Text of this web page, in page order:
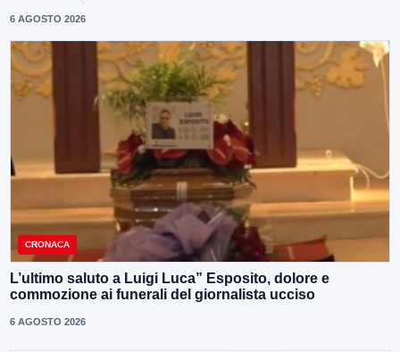
6 AGOSTO 2026
CRONACA
L’ultimo saluto a Luigi Luca” Esposito, dolore e
commozione ai funerali del giornalista ucciso
6 AGOSTO 2026